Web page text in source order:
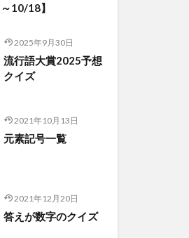
～10/18】
2025年9月30日
流行語大賞2025予想
クイズ
2021年10月13日
元素記号一覧
2021年12月20日
答えが数字のクイズ